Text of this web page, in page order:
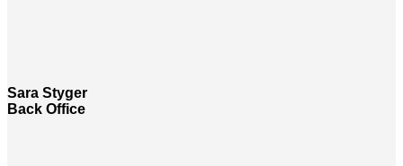
Sara Styger
Back Office